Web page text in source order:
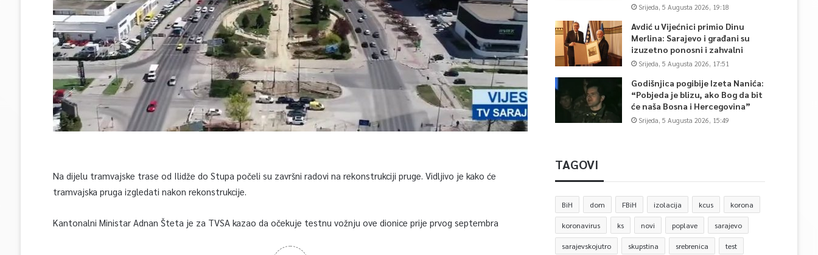
Na dijelu tramvajske trase od Ilidže do Stupa počeli su završni radovi na rekonstrukciji pruge. Vidljivo je kako će
tramvajska pruga izgledati nakon rekonstrukcije.
Kantonalni Ministar Adnan Šteta je za TVSA kazao da očekuje testnu vožnju ove dionice prije prvog septembra
Srijeda, 5 Augusta 2026, 19:18
Avdić u Vijećnici primio Dinu
Merlina: Sarajevo i građani su
izuzetno ponosni i zahvalni
Srijeda, 5 Augusta 2026, 17:51
Godišnjica pogibije Izeta Nanića:
“Pobjeda je blizu, ako Bog da bit
će naša Bosna i Hercegovina”
Srijeda, 5 Augusta 2026, 15:49
TAGOVI
BiH dom FBiH izolacija kcus korona
koronavirus ks novi poplave sarajevo
sarajevskojutro skupstina srebrenica test